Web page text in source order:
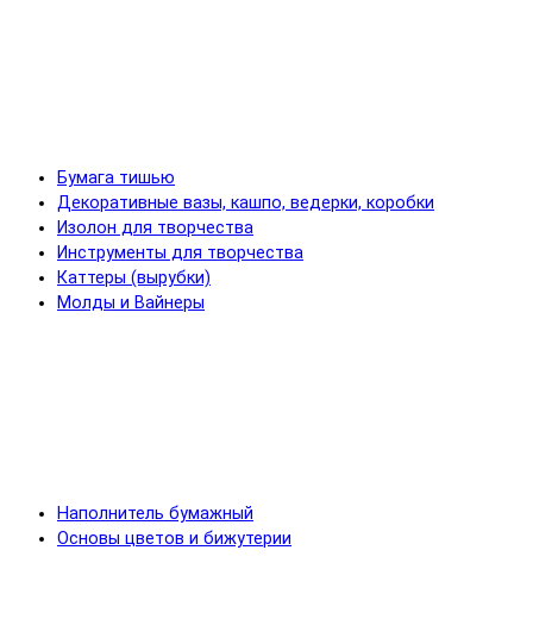
Бумага тишью
Декоративные вазы, кашпо, ведерки, коробки
Изолон для творчества
Инструменты для творчества
Каттеры (вырубки)
Молды и Вайнеры
Наполнитель бумажный
Основы цветов и бижутерии